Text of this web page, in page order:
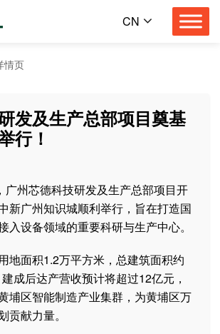
CN
情页
发及生产总部项目奠基
行！
广州芯德科技研发及生产总部项目开
新广州知识城顺利举行，旨在打造国
入设备领域的重要科研与生产中心。
地面积1.2万平方米，总建筑面积约
成后达产营收预计将超过12亿元，
埔区智能制造产业集群，为黄埔区万
贡献力量。